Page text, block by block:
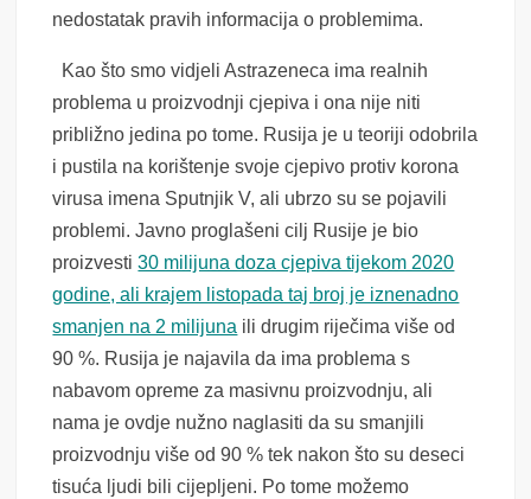
nedostatak pravih informacijao problemima.
Kao što smo vidjeli Astrazeneca ima realnih
problema u proizvodnji cjepiva i ona nije niti
približno jedina po tome. Rusija je u teoriji odobrila
i pustila na korištenje svoje cjepivo protiv korona
virusa imena Sputnjik V, ali ubrzo su se pojavili
problemi. Javno proglašeni cilj Rusije je bio
proizvesti30 milijuna doza cjepiva tijekom 2020
godine, ali krajem listopada taj broj je iznenadno
smanjen na 2 milijuna ili drugim riječima više od
90 %. Rusija je najavila da ima problema s
nabavom opreme za masivnu proizvodnju, ali
nama je ovdje nužno naglasiti da su smanjili
proizvodnju više od 90 % tek nakon što su deseci
tisuća ljudi bili cijepljeni. Po tome možemo